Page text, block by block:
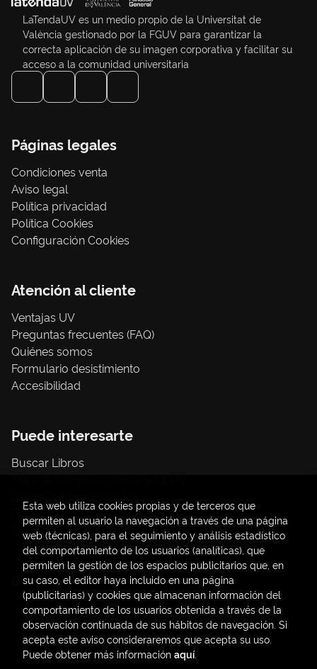
LaTendaUV es un medio propio de la Universitat de
València gestionado por la FGUV para garantizar la
correcta aplicación de su imagen corporativa y facilitar su
acceso a la comunidad universitaria
Páginas legales
Condiciones venta
Aviso legal
Política privacidad
Política Cookies
Configuración Cookies
Atención al cliente
Ventajas UV
Preguntas frecuentes (FAQ)
Quiénes somos
Formulario desistimiento
Accesibilidad
Puede interesarte
Buscar Libros
Papelería / material oficina
Consumo Sostenible
Contacto
C/ Amadeo de Saboya, 4
(+34) 963828968
latendauv@fundacio.es
Formulario de contacto
Esta web utiliza cookies propias y de terceros que
permiten al usuario la navegación a través de una página
web (técnicas), para el seguimiento y análisis estadístico
del comportamiento de los usuarios (analíticas), que
permiten la gestión de los espacios publicitarios que, en
su caso, el editor haya incluido en una página
(publicitarias) y cookies que almacenan información del
comportamiento de los usuarios obtenida a través de la
observación continuada de sus hábitos de navegación. Si
acepta este aviso consideraremos que acepta su uso.
Puede obtener más información aquí.